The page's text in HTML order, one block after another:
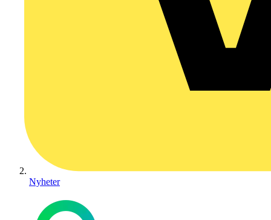
Nyheter